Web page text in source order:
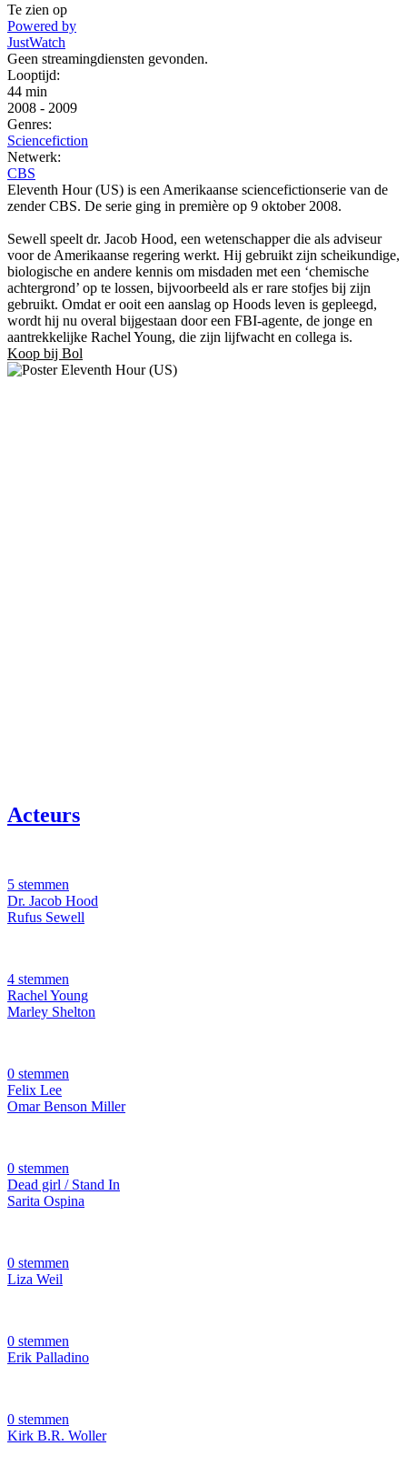
Te zien op
Powered by
JustWatch
Geen streamingdiensten gevonden.
Looptijd:
44 min
2008 - 2009
Genres:
Sciencefiction
Netwerk:
CBS
Eleventh Hour (US) is een Amerikaanse sciencefictionserie van de
zender CBS. De serie ging in première op 9 oktober 2008.
Sewell speelt dr. Jacob Hood, een wetenschapper die als adviseur
voor de Amerikaanse regering werkt. Hij gebruikt zijn scheikundige,
biologische en andere kennis om misdaden met een ‘chemische
achtergrond’ op te lossen, bijvoorbeeld als er rare stofjes bij zijn
gebruikt. Omdat er ooit een aanslag op Hoods leven is gepleegd,
wordt hij nu overal bijgestaan door een FBI-agente, de jonge en
aantrekkelijke Rachel Young, die zijn lijfwacht en collega is.
Koop bij Bol
Acteurs
5 stemmen
Dr. Jacob Hood
Rufus Sewell
4 stemmen
Rachel Young
Marley Shelton
0 stemmen
Felix Lee
Omar Benson Miller
0 stemmen
Dead girl / Stand In
Sarita Ospina
0 stemmen
Liza Weil
0 stemmen
Erik Palladino
0 stemmen
Kirk B.R. Woller